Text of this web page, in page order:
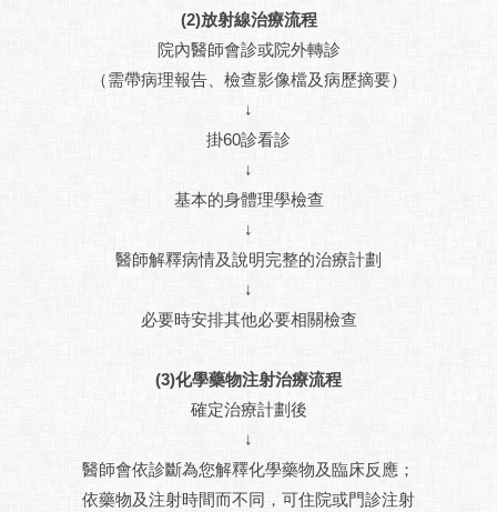
(2)放射線治療流程
院內醫師會診或院外轉診
（需帶病理報告、檢查影像檔及病歷摘要）
↓
掛60診看診
↓
基本的身體理學檢查
↓
醫師解釋病情及說明完整的治療計劃
↓
必要時安排其他必要相關檢查
(3)化學藥物注射治療流程
確定治療計劃後
↓
醫師會依診斷為您解釋化學藥物及臨床反應；
依藥物及注射時間而不同，可住院或門診注射